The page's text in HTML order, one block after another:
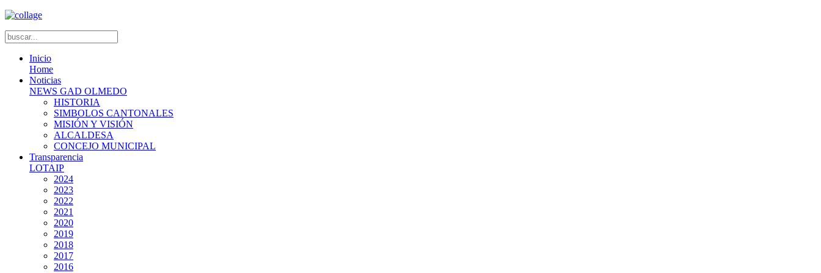
Inicio
Home
Noticias
NEWS GAD OLMEDO
HISTORIA
SIMBOLOS CANTONALES
MISIÓN Y VISIÓN
ALCALDESA
CONCEJO MUNICIPAL
Transparencia
LOTAIP
2024
2023
2022
2021
2020
2019
2018
2017
2016